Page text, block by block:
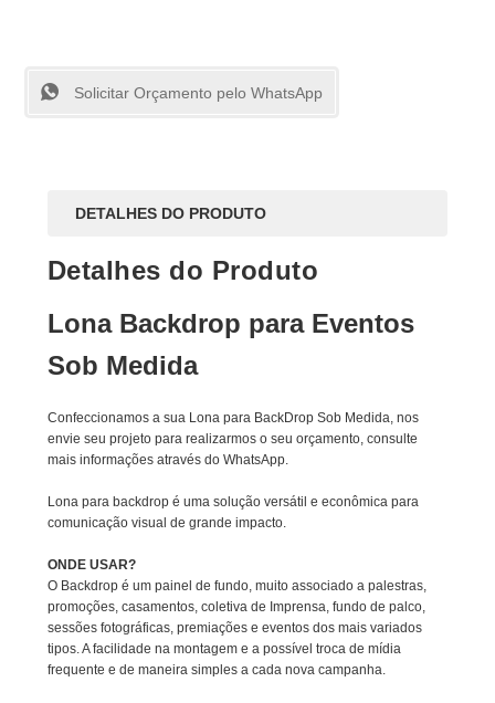
Solicitar Orçamento pelo WhatsApp
DETALHES DO PRODUTO
Detalhes do Produto
Lona Backdrop para Eventos
Sob Medida
Confeccionamos a sua Lona para BackDrop Sob Medida, nos
envie seu projeto para realizarmos o seu orçamento, consulte
mais informações através do WhatsApp.
Lona para backdrop é uma solução versátil e econômica para
comunicação visual de grande impacto.
ONDE USAR?
O Backdrop é um painel de fundo, muito associado a palestras,
promoções, casamentos, coletiva de Imprensa, fundo de palco,
sessões fotográficas, premiações e eventos dos mais variados
tipos. A facilidade na montagem e a possível troca de mídia
frequente e de maneira simples a cada nova campanha.